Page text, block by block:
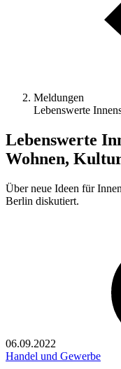
Meldungen
Lebenswerte
Lebenswerte
Wohnen,
Über neue Ideen für
Berlin diskutiert.
06.09.2022
Handel und Gewerbe